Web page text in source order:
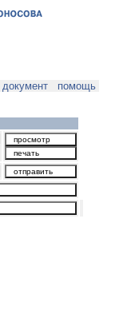
документ помощь